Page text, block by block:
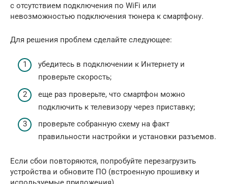
с отсутствием подключения по WiFi или
невозможностью подключения тюнера к смартфону.
Для решения проблем сделайте следующее:
убедитесь в подключении к Интернету и
проверьте скорость;
еще раз проверьте, что смартфон можно
подключить к телевизору через приставку;
проверьте собранную схему на факт
правильности настройки и установки разъемов.
Если сбои повторяются, попробуйте перезагрузить
устройства и обновите ПО (встроенную прошивку и